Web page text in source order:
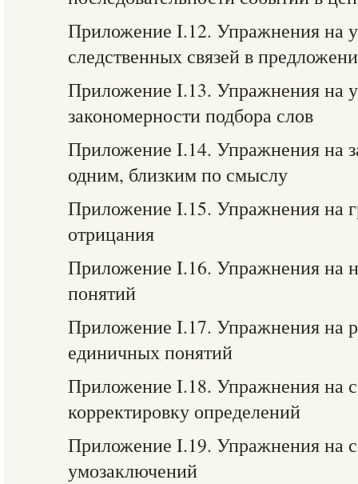
Приложение I.12. Упражнения на
следственных связей в
Приложение I.13. Упражнения на
закономерности подбора слов
Приложение I.14. Упражнения на
одним, близким по смыслу
Приложение I.15. Упражнения на
отрицания
Приложение I.16. Упражнения на
понятий
Приложение I.17. Упражнения на
единичных понятий
Приложение I.18. Упражнения на
корректировку определений
Приложение I.19. Упражнения на
умозаключений